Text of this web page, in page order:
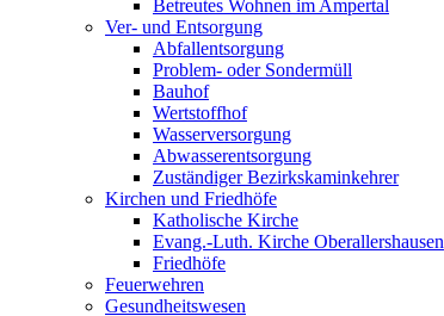
Betreutes Wohnen im Ampertal
Ver- und Entsorgung
Abfallentsorgung
Problem- oder Sondermüll
Bauhof
Wertstoffhof
Wasserversorgung
Abwasserentsorgung
Zuständiger Bezirkskaminkehrer
Kirchen und Friedhöfe
Katholische Kirche
Evang.-Luth. Kirche Oberallershausen
Friedhöfe
Feuerwehren
Gesundheitswesen